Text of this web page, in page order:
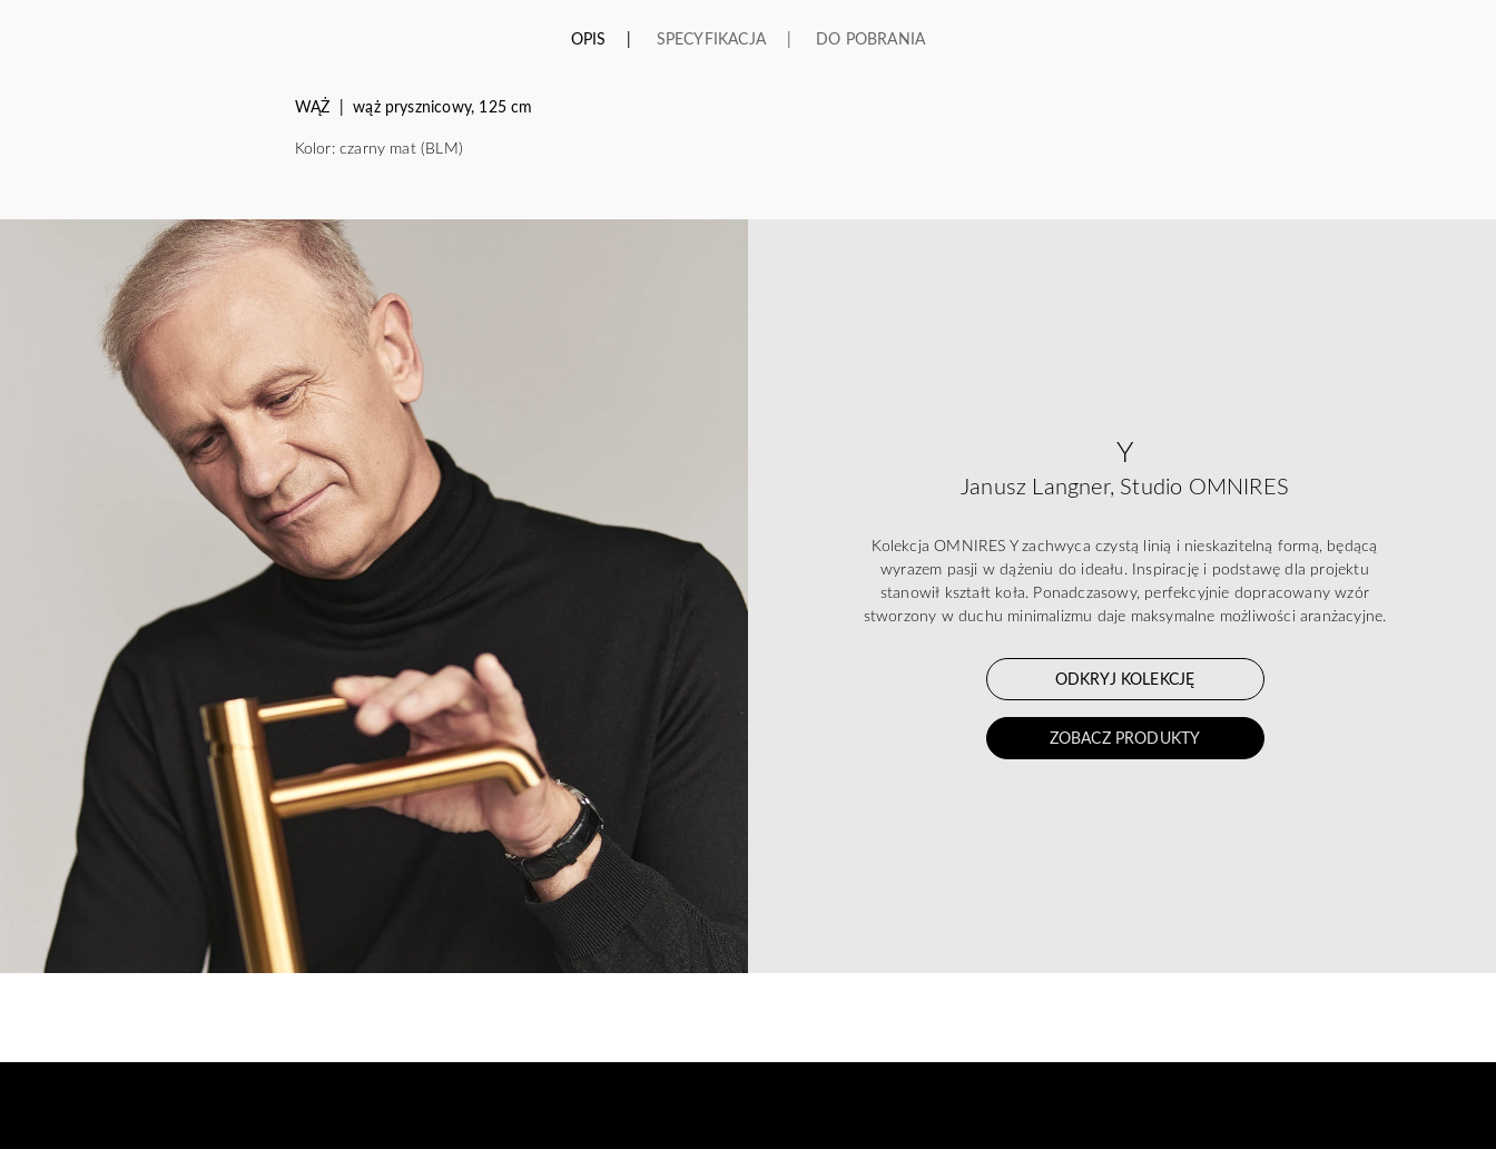
OPIS SPECYFIKACJA DO POBRANIA
WĄŻ | wąż prysznicowy, 125 cm
Kolor: czarny mat (BLM)
Y
Janusz Langner, Studio OMNIRES
Kolekcja OMNIRES Y zachwyca czystą linią i nieskazitelną formą, będącą
wyrazem pasji w dążeniu do ideału. Inspirację i podstawę dla projektu
stanowił kształt koła. Ponadczasowy, perfekcyjnie dopracowany wzór
stworzony w duchu minimalizmu daje maksymalne możliwości aranżacyjne.
ODKRYJ KOLEKCJĘ
ZOBACZ PRODUKTY